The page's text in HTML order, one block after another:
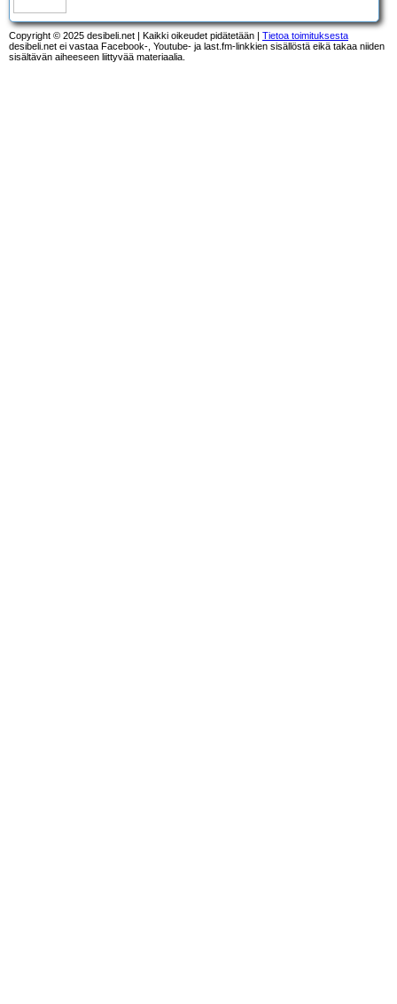
Copyright © 2025 desibeli.net | Kaikki oikeudet pidätetään | Tietoa toimituksesta
desibeli.net ei vastaa Facebook-, Youtube- ja last.fm-linkkien sisällöstä eikä takaa niiden
sisältävän aiheeseen liittyvää materiaalia.